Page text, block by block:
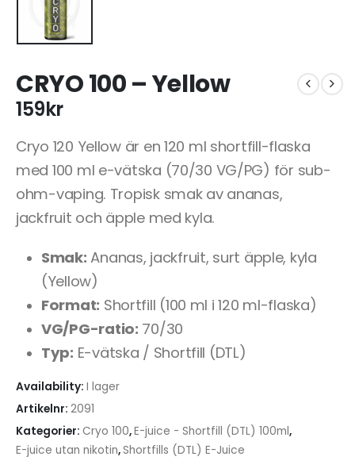
CRYO 100 – Yellow
159kr
Cryo 120 Yellow är en 120 ml shortfill-flaska
med 100 ml e-vätska (70/30 VG/PG) för sub-
ohm-vaping. Tropisk smak av ananas,
jackfruit och äpple med kyla.
Smak: Ananas, jackfruit, surt äpple, kyla
(Yellow)
Format: Shortfill (100 ml i 120 ml-flaska)
VG/PG-ratio: 70/30
Typ: E-vätska / Shortfill (DTL)
Availability: I lager
Artikelnr: 2091
Kategorier: Cryo 100,E-juice - Shortfill (DTL) 100ml,
E-juice utan nikotin,Shortfills (DTL) E-Juice